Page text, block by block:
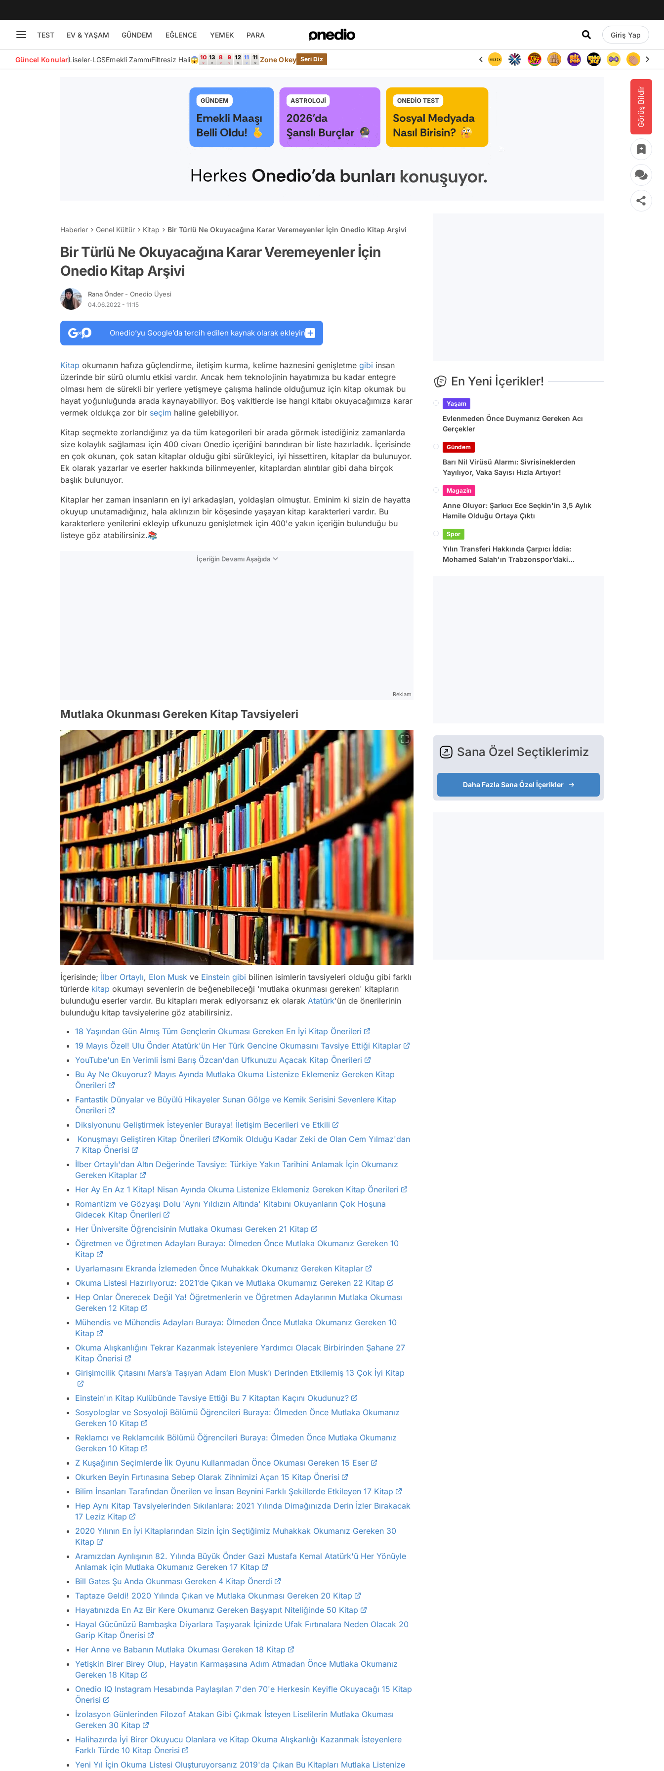
TEST EV & YAŞAM GÜNDEM EĞLENCE YEMEK PARA Giriş Yap
Güncel KonularLiseler-LGSEmekli ZammıFiltresiz Hali😱 Zone Okey Seri Diz
Görüş Bildir
Haberler Genel Kültür Kitap Bir Türlü Ne Okuyacağına Karar Veremeyenler İçin Onedio Kitap Arşivi
Bir Türlü Ne Okuyacağına Karar Veremeyenler İçin
Onedio Kitap Arşivi
Rana Önder - Onedio Üyesi
04.06.2022 - 11:15
Onedio’yu Google’da tercih edilen kaynak olarak ekleyin
Kitap okumanın hafıza güçlendirme, iletişim kurma, kelime haznesini genişletme gibi insan
üzerinde bir sürü olumlu etkisi vardır. Ancak hem teknolojinin hayatımıza bu kadar entegre
olması hem de sürekli bir yerlere yetişmeye çalışma halinde olduğumuz için kitap okumak bu
hayat yoğunluğunda arada kaynayabiliyor. Boş vakitlerde ise hangi kitabı okuyacağımıza karar
vermek oldukça zor bir seçim haline gelebiliyor.
Kitap seçmekte zorlandığınız ya da tüm kategorileri bir arada görmek istediğiniz zamanlarda
size kolaylık sağlaması için 400 civarı Onedio içeriğini barındıran bir liste hazırladık. İçerisinde
en çok okunan, çok satan kitaplar olduğu gibi sürükleyici, iyi hissettiren, kitaplar da bulunuyor.
Ek olarak yazarlar ve eserler hakkında bilinmeyenler, kitaplardan alıntılar gibi daha birçok
başlık bulunuyor.
Kitaplar her zaman insanların en iyi arkadaşları, yoldaşları olmuştur. Eminim ki sizin de hayatta
okuyup unutamadığınız, hala aklınızın bir köşesinde yaşayan kitap karakterleri vardır. Bu
karakterlere yenilerini ekleyip ufkunuzu genişletmek için 400'e yakın içeriğin bulunduğu bu
listeye göz atabilirsiniz.📚
İçeriğin Devamı Aşağıda
Reklam
Mutlaka Okunması Gereken Kitap Tavsiyeleri
İçerisinde; İlber Ortaylı, Elon Musk ve Einstein gibi bilinen isimlerin tavsiyeleri olduğu gibi farklı
türlerde kitap okumayı sevenlerin de beğenebileceği 'mutlaka okunması gereken' kitapların
bulunduğu eserler vardır. Bu kitapları merak ediyorsanız ek olarak Atatürk'ün de önerilerinin
bulunduğu kitap tavsiyelerine göz atabilirsiniz.
18 Yaşından Gün Almış Tüm Gençlerin Okuması Gereken En İyi Kitap Önerileri
19 Mayıs Özel! Ulu Önder Atatürk'ün Her Türk Gencine Okumasını Tavsiye Ettiği Kitaplar
YouTube'un En Verimli İsmi Barış Özcan'dan Ufkunuzu Açacak Kitap Önerileri
Bu Ay Ne Okuyoruz? Mayıs Ayında Mutlaka Okuma Listenize Eklemeniz Gereken Kitap
Önerileri
Fantastik Dünyalar ve Büyülü Hikayeler Sunan Gölge ve Kemik Serisini Sevenlere Kitap
Önerileri
Diksiyonunu Geliştirmek İsteyenler Buraya! İletişim Becerileri ve Etkili
Konuşmayı Geliştiren Kitap Önerileri
Komik Olduğu Kadar Zeki de Olan Cem Yılmaz'dan
7 Kitap Önerisi
İlber Ortaylı'dan Altın Değerinde Tavsiye: Türkiye Yakın Tarihini Anlamak İçin Okumanız
Gereken Kitaplar
Her Ay En Az 1 Kitap! Nisan Ayında Okuma Listenize Eklemeniz Gereken Kitap Önerileri
Romantizm ve Gözyaşı Dolu 'Aynı Yıldızın Altında' Kitabını Okuyanların Çok Hoşuna
Gidecek Kitap Önerileri
Her Üniversite Öğrencisinin Mutlaka Okuması Gereken 21 Kitap
Öğretmen ve Öğretmen Adayları Buraya: Ölmeden Önce Mutlaka Okumanız Gereken 10
Kitap
Uyarlamasını Ekranda İzlemeden Önce Muhakkak Okumanız Gereken Kitaplar
Okuma Listesi Hazırlıyoruz: 2021’de Çıkan ve Mutlaka Okumamız Gereken 22 Kitap
Hep Onlar Önerecek Değil Ya! Öğretmenlerin ve Öğretmen Adaylarının Mutlaka Okuması
Gereken 12 Kitap
Mühendis ve Mühendis Adayları Buraya: Ölmeden Önce Mutlaka Okumanız Gereken 10
Kitap
Okuma Alışkanlığını Tekrar Kazanmak İsteyenlere Yardımcı Olacak Birbirinden Şahane 27
Kitap Önerisi
Girişimcilik Çıtasını Mars’a Taşıyan Adam Elon Musk’ı Derinden Etkilemiş 13 Çok İyi Kitap
Einstein'ın Kitap Kulübünde Tavsiye Ettiği Bu 7 Kitaptan Kaçını Okudunuz?
Sosyologlar ve Sosyoloji Bölümü Öğrencileri Buraya: Ölmeden Önce Mutlaka Okumanız
Gereken 10 Kitap
Reklamcı ve Reklamcılık Bölümü Öğrencileri Buraya: Ölmeden Önce Mutlaka Okumanız
Gereken 10 Kitap
Z Kuşağının Seçimlerde İlk Oyunu Kullanmadan Önce Okuması Gereken 15 Eser
Okurken Beyin Fırtınasına Sebep Olarak Zihnimizi Açan 15 Kitap Önerisi
Bilim İnsanları Tarafından Önerilen ve İnsan Beynini Farklı Şekillerde Etkileyen 17 Kitap
Hep Aynı Kitap Tavsiyelerinden Sıkılanlara: 2021 Yılında Dimağınızda Derin İzler Bırakacak
17 Leziz Kitap
2020 Yılının En İyi Kitaplarından Sizin İçin Seçtiğimiz Muhakkak Okumanız Gereken 30
Kitap
Aramızdan Ayrılışının 82. Yılında Büyük Önder Gazi Mustafa Kemal Atatürk'ü Her Yönüyle
Anlamak için Mutlaka Okumanız Gereken 17 Kitap
Bill Gates Şu Anda Okunması Gereken 4 Kitap Önerdi
Taptaze Geldi! 2020 Yılında Çıkan ve Mutlaka Okunması Gereken 20 Kitap
Hayatınızda En Az Bir Kere Okumanız Gereken Başyapıt Niteliğinde 50 Kitap
Hayal Gücünüzü Bambaşka Diyarlara Taşıyarak İçinizde Ufak Fırtınalara Neden Olacak 20
Garip Kitap Önerisi
Her Anne ve Babanın Mutlaka Okuması Gereken 18 Kitap
Yetişkin Birer Birey Olup, Hayatın Karmaşasına Adım Atmadan Önce Mutlaka Okumanız
Gereken 18 Kitap
Onedio IQ Instagram Hesabında Paylaşılan 7'den 70'e Herkesin Keyifle Okuyacağı 15 Kitap
Önerisi
İzolasyon Günlerinden Filozof Atakan Gibi Çıkmak İsteyen Liselilerin Mutlaka Okuması
Gereken 30 Kitap
Halihazırda İyi Birer Okuyucu Olanlara ve Kitap Okuma Alışkanlığı Kazanmak İsteyenlere
Farklı Türde 10 Kitap Önerisi
Yeni Yıl İçin Okuma Listesi Oluşturuyorsanız 2019'da Çıkan Bu Kitapları Mutlaka Listenize
En Yeni İçerikler!
Yaşam
Evlenmeden Önce Duymanız Gereken Acı
Gerçekler
Gündem
Barı Nil Virüsü Alarmı: Sivrisineklerden
Yayılıyor, Vaka Sayısı Hızla Artıyor!
Magazin
Anne Oluyor: Şarkıcı Ece Seçkin'in 3,5 Aylık
Hamile Olduğu Ortaya Çıktı
Spor
Yılın Transferi Hakkında Çarpıcı İddia:
Mohamed Salah'ın Trabzonspor’daki
Sana Özel Seçtiklerimiz
Daha Fazla Sana Özel İçerikler